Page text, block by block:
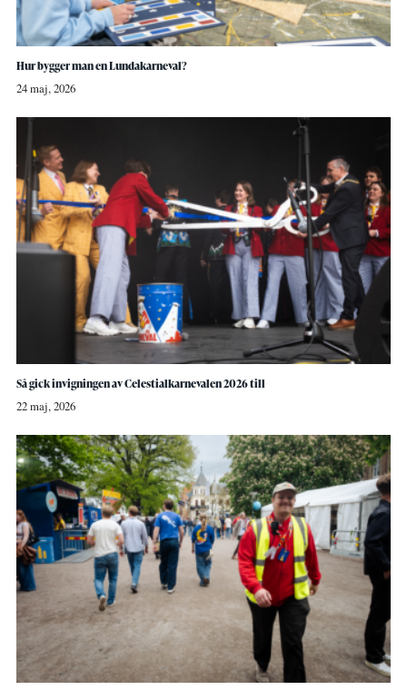
Hur bygger man en Lundakarneval?
24 maj, 2026
Så gick invigningen av Celestialkarnevalen 2026 till
22 maj, 2026